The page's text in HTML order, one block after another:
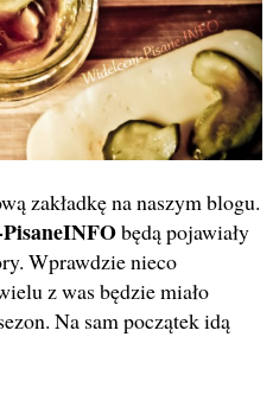
zakładkę na naszym blogu.
będą pojawiały
Wprawdzie nieco
z was będzie miało
Na sam początek idą